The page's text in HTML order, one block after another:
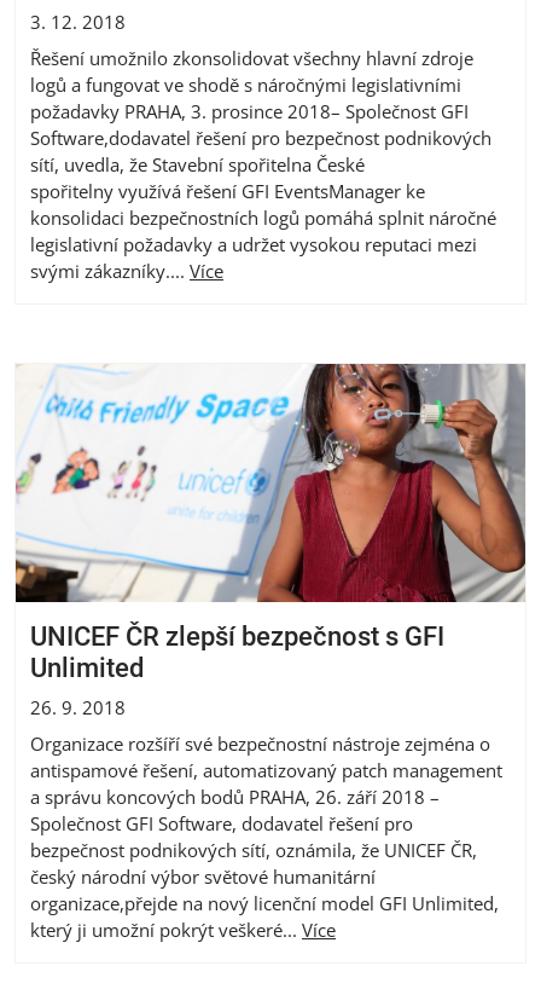
3. 12. 2018
Řešení umožnilo zkonsolidovat všechny hlavní zdroje
logů a fungovat ve shodě s náročnými legislativními
požadavky PRAHA, 3. prosince 2018– Společnost GFI
Software,dodavatel řešení pro bezpečnost podnikových
sítí, uvedla, že Stavební spořitelna České
spořitelny využívá řešení GFI EventsManager ke
konsolidaci bezpečnostních logů pomáhá splnit náročné
legislativní požadavky a udržet vysokou reputaci mezi
svými zákazníky.... Více
UNICEF ČR zlepší bezpečnost s GFI
Unlimited
26. 9. 2018
Organizace rozšíří své bezpečnostní nástroje zejména o
antispamové řešení, automatizovaný patch management
a správu koncových bodů PRAHA, 26. září 2018 –
Společnost GFI Software, dodavatel řešení pro
bezpečnost podnikových sítí, oznámila, že UNICEF ČR,
český národní výbor světové humanitární
organizace,přejde na nový licenční model GFI Unlimited,
který ji umožní pokrýt veškeré... Více